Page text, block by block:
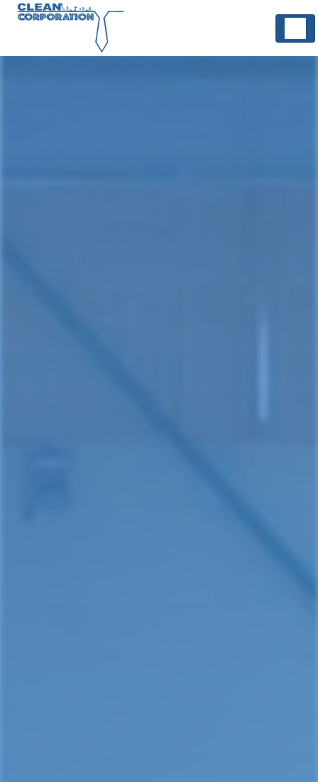
Panneau de gestion des cookies